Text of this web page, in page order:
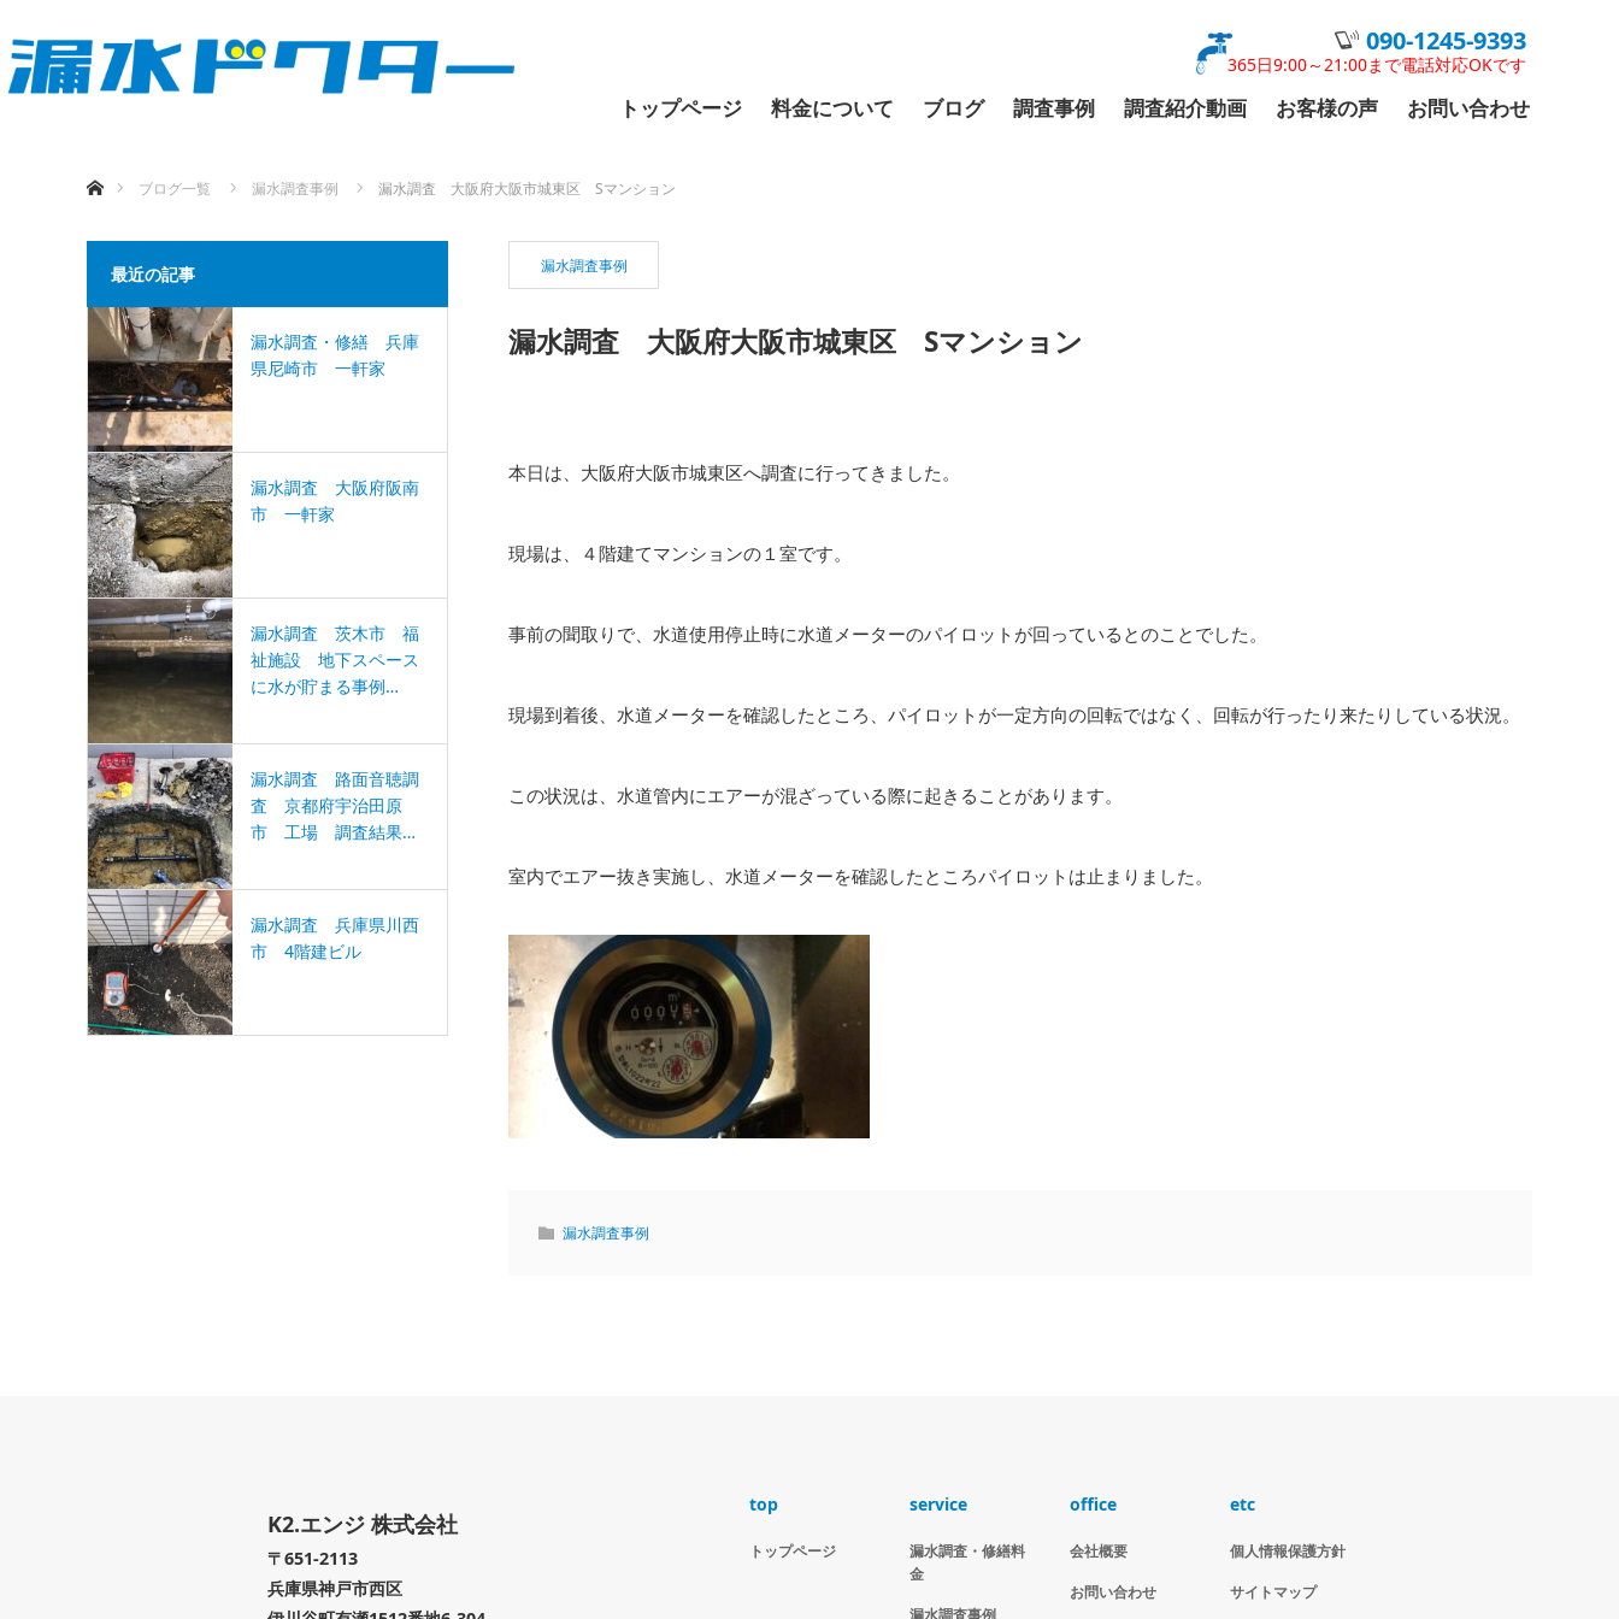
090-1245-9393
365日9:00～21:00まで電話対応OKです
トップページ 料金について ブログ 調査事例 調査紹介動画 お客様の声 お問い合わせ
ブログ一覧
漏水調査事例 漏水調査 大阪府大阪市城東区 Sマンション
漏水調査事例
漏水調査 大阪府大阪市城東区 Sマンション
本日は、大阪府大阪市城東区へ調査に行ってきました。
現場は、４階建てマンションの１室です。
事前の聞取りで、水道使用停止時に水道メーターのパイロットが回っているとのことでした。
現場到着後、水道メーターを確認したところ、パイロットが一定方向の回転ではなく、回転が行ったり来たりしている状況。
この状況は、水道管内にエアーが混ざっている際に起きることがあります。
室内でエアー抜き実施し、水道メーターを確認したところパイロットは止まりました。
漏水調査事例
最近の記事
漏水調査・修繕 兵庫
県尼崎市 一軒家
漏水調査 大阪府阪南
市 一軒家
漏水調査 茨木市 福
祉施設 地下スペース
に水が貯まる事例…
漏水調査 路面音聴調
査 京都府宇治田原
市 工場 調査結果…
漏水調査 兵庫県川西
市 4階建ビル
top
トップページ
service
漏水調査・修繕料
金
漏水調査事例
office
会社概要
お問い合わせ
etc
個人情報保護方針
サイトマップ
K2.エンジ 株式会社
〒651-2113
兵庫県神戸市西区